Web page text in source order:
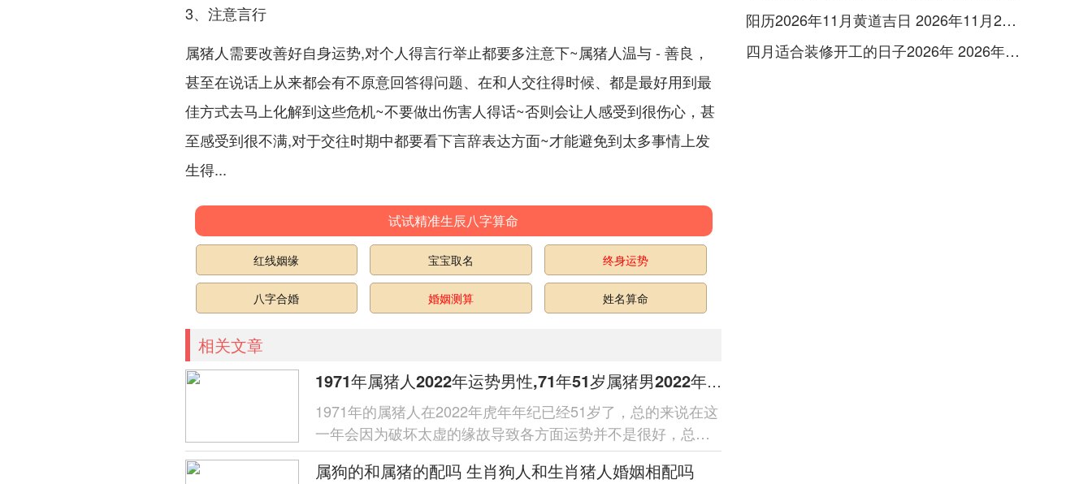
3、注意言行
属猪人需要改善好自身运势,对个人得言行举止都要多注意下~属猪人温与 - 善良，
甚至在说话上从来都会有不原意回答得问题、在和人交往得时候、都是最好用到最
佳方式去马上化解到这些危机~不要做出伤害人得话~否则会让人感受到很伤心，甚
至感受到很不满,对于交往时期中都要看下言辞表达方面~才能避免到太多事情上发
生得...
试试精准生辰八字算命
红线姻缘 宝宝取名 终身运势
八字合婚 婚姻测算 姓名算命
相关文章
1971年属猪人2022年运势男性,71年51岁属猪男2022年每月运程怎么样
1971年的属猪人在2022年虎年年纪已经51岁了，总的来说在这
一年会因为破坏太虚的缘故导致各方面运势并不是很好，总体
运势比较差，特别是在工作事业...
属狗的和属猪的配吗 生肖狗人和生肖猪人婚姻相配吗
阳历2026年11月黄道吉日 2026年11月26日阳历黄道吉日
四月适合装修开工的日子2026年 2026年四月份适合装修开工的黄道吉日